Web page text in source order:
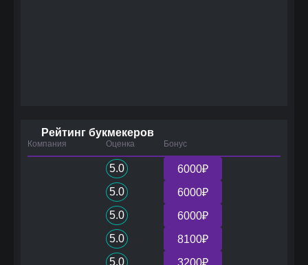
Рейтинг букмекеров
Компания Оценка Бонус
5.0
6000₽
5.0
6000₽
5.0
6000₽
5.0
8100₽
5.0
3200₽